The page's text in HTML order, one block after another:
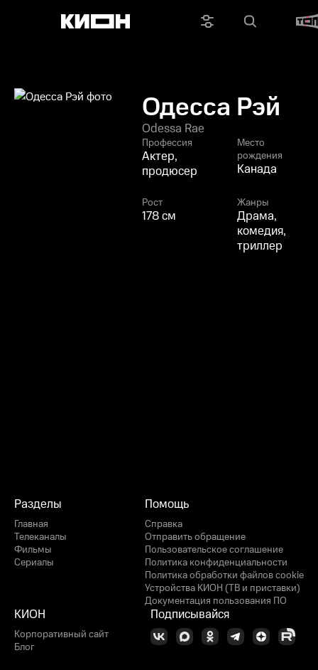
Одесса Рэй
Odessa Rae
Профессия
Актер,
продюсер
Место
рождения
Канада
Рост
178 см
Жанры
Драма,
комедия,
триллер
Разделы
Главная
Телеканалы
Фильмы
Сериалы
Помощь
Справка
Отправить обращение
Пользовательское соглашение
Политика конфиденциальности
Политика обработки файлов cookie
Устройства КИОН (ТВ и приставки)
Документация пользования ПО
КИОН
Корпоративный сайт
Блог
Подписывайся